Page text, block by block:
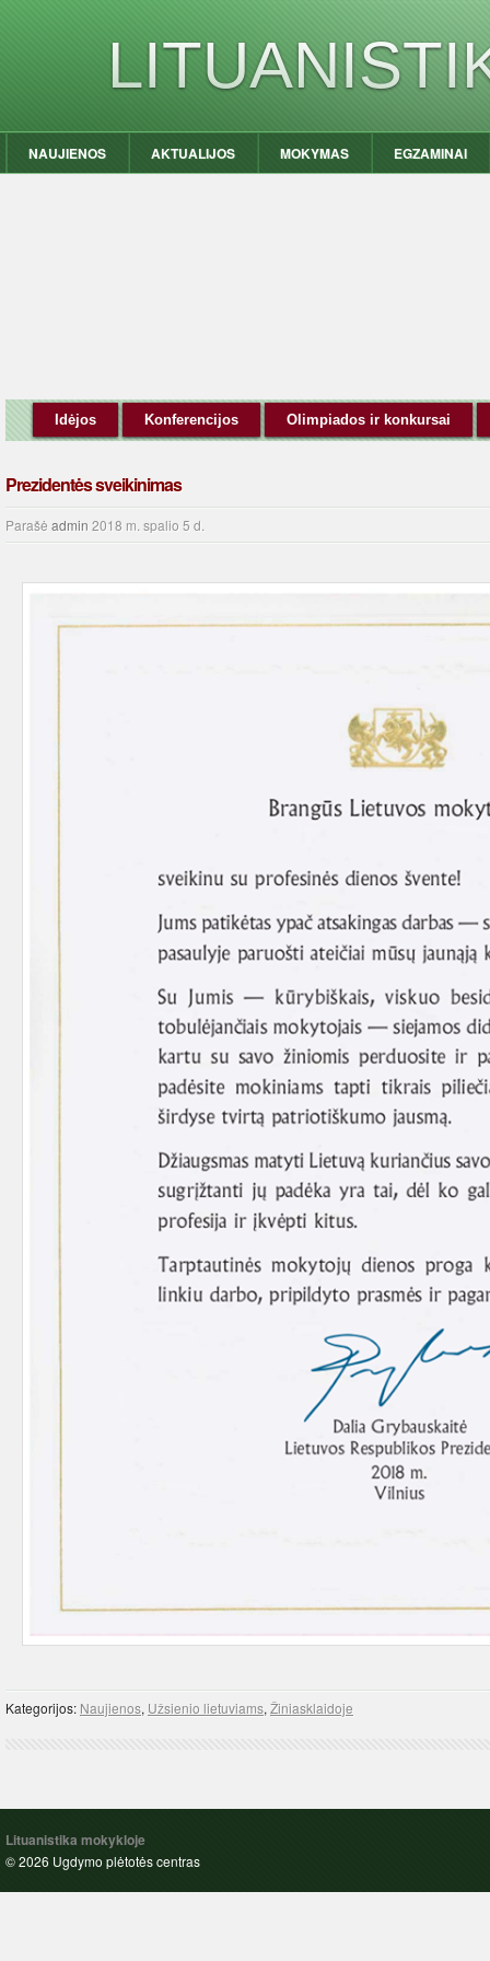
NAUJIENOS AKTUALIJOS MOKYMAS EGZAMINAI
Idėjos Konferencijos Olimpiados ir konkursai
Prezidentės sveikinimas
Parašė admin 2018 m. spalio 5 d.
Kategorijos: Naujienos, Užsienio lietuviams, Žiniasklaidoje
Lituanistika mokykloje
© 2026 Ugdymo plėtotės centras